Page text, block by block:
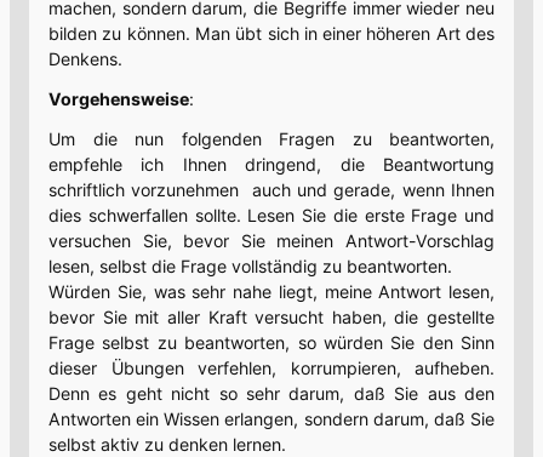
machen, sondern darum, die Begriffe immer wieder neu
bilden zu können. Man übt sich in einer höheren Art des
Denkens.
Vorgehensweise:
Um die nun folgenden Fragen zu beantworten,
empfehle ich Ihnen dringend, die Beantwortung
schriftlich vorzunehmen auch und gerade, wenn Ihnen
dies schwerfallen sollte. Lesen Sie die erste Frage und
versuchen Sie, bevor Sie meinen Antwort-Vorschlag
lesen, selbst die Frage vollständig zu beantworten.
Würden Sie, was sehr nahe liegt, meine Antwort lesen,
bevor Sie mit aller Kraft versucht haben, die gestellte
Frage selbst zu beantworten, so würden Sie den Sinn
dieser Übungen verfehlen, korrumpieren, aufheben.
Denn es geht nicht so sehr darum, daß Sie aus den
Antworten ein Wissen erlangen, sondern darum, daß Sie
selbst aktiv zu denken lernen.